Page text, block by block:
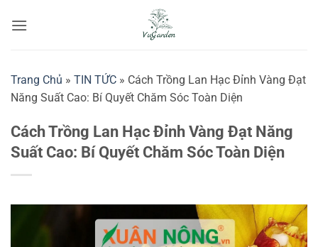
qua
Trang Chủ » TIN TỨC » Cách Trồng Lan Hạc Đỉnh Vàng Đạt
Năng Suất Cao: Bí Quyết Chăm Sóc Toàn Diện
Cách Trồng Lan Hạc Đỉnh Vàng Đạt Năng
Suất Cao: Bí Quyết Chăm Sóc Toàn Diện